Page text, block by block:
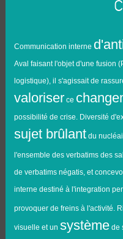
Communication interne
Aval faisant l'objet d'une fusion
logistique), il s'agissait de
valoriser ce
possibilité de crise. Diversité
sujet brûlant du
l'ensemble des verbatims des
de verbatims négatis, et
interne destiné à l'integration
provoquer de freins à l'activité.
visuelle et unsystème de